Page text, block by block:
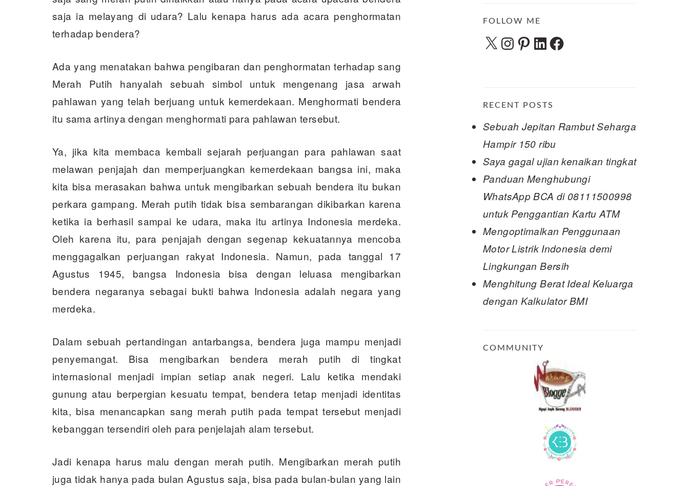
saja ia melayang di udara? Lalu kenapa harus ada acara penghormat­an
terhadap bendera?
Ada yang menatakan bahwa pengibaran dan penghormatan terhadap sang
Merah Putih hanyalah sebuah simbol untuk mengenang jasa arwah
pahlawan yang telah berjuang untuk kemerdekaan. Menghormati bendera
itu sama artinya dengan menghormati para pahlawan tersebut.
Ya, jika kita membaca kembali sejarah p­erjuangan para pahlawan saat
melawan penjajah dan memperjuangkan kemerdekaan bangsa ini, maka
kita bisa merasakan bahwa untuk mengibarkan sebuah bendera itu buk­an
perkara gampang. Merah putih tidak bisa sembarangan dikibarkan karena
ketika ia berhasil sampai ke udara, maka itu artinya Indonesia merdeka.
Oleh karena itu, para penjajah dengan segenap kekuatannya mencoba
menggagalkan perjuangan rakyat Indonesia. Namun, pada tanggal 17
Agus­tus 1945, bangsa Indonesia bisa dengan leluasa mengibarkan
bendera negaranya sebagai bukti bahwa Indonesia adalah negara yang
merdeka.
Dalam sebuah pertandingan antarbangsa, bendera juga mampu menjadi
penyemangat. Bisa mengibarkan bendera merah putih di tingkat
internasional menjadi impian set­iap anak negeri. Lalu ketika mendaki
gunung atau berpergian kesuatu tempat, bendera tetap menjadi identitas
kita, bisa menancapkan sang merah putih pada tempat tersebut menjadi
kebanggan tersendiri oleh para penjelajah alam tersebut.
Jadi kenapa harus malu dengan merah putih. Mengibarkan merah putih
juga tidak hanya pada bulan Agustus saja, bisa pada bulan-bulan yang lain
FOLLOW ME
X Instagram
Pinterest
LinkedInFacebook
RECENT POSTS
Sebuah Jepitan Rambut Seharga
Hampir 150 ribu
Saya gagal ujian kenaikan tingkat
Panduan Menghubungi
WhatsApp BCA di 08111500998
untuk Penggantian Kartu ATM
Mengoptimalkan Penggunaan
Motor Listrik Indonesia demi
Lingkungan Bersih
Menghitung Berat Ideal Keluarga
dengan Kalkulator BMI
COMMUNITY